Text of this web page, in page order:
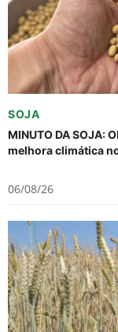
SOJA
MINUTO DA SOJA:
melhora climática
06/08/26